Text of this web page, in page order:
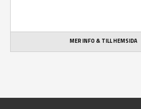
MER INFO & TILL HEMSIDA